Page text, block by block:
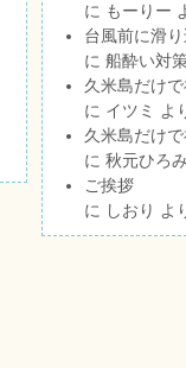
に もーりー
台風前に滑
に 船酔い対
久米島だけ
に イツミ よ
久米島だけ
に 秋元ひろ
ご挨拶
に しおり よ